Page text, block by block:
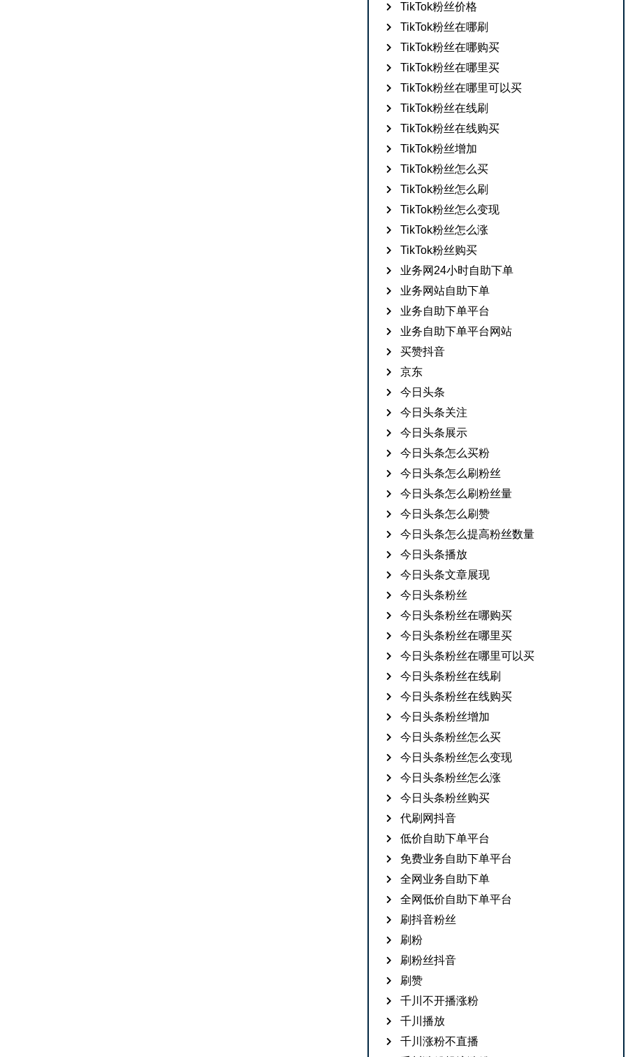
TikTok粉丝价格
TikTok粉丝在哪刷
TikTok粉丝在哪购买
TikTok粉丝在哪里买
TikTok粉丝在哪里可以买
TikTok粉丝在线刷
TikTok粉丝在线购买
TikTok粉丝增加
TikTok粉丝怎么买
TikTok粉丝怎么刷
TikTok粉丝怎么变现
TikTok粉丝怎么涨
TikTok粉丝购买
业务网24小时自助下单
业务网站自助下单
业务自助下单平台
业务自助下单平台网站
买赞抖音
京东
今日头条
今日头条关注
今日头条展示
今日头条怎么买粉
今日头条怎么刷粉丝
今日头条怎么刷粉丝量
今日头条怎么刷赞
今日头条怎么提高粉丝数量
今日头条播放
今日头条文章展现
今日头条粉丝
今日头条粉丝在哪购买
今日头条粉丝在哪里买
今日头条粉丝在哪里可以买
今日头条粉丝在线刷
今日头条粉丝在线购买
今日头条粉丝增加
今日头条粉丝怎么买
今日头条粉丝怎么变现
今日头条粉丝怎么涨
今日头条粉丝购买
代刷网抖音
低价自助下单平台
免费业务自助下单平台
全网业务自助下单
全网低价自助下单平台
刷抖音粉丝
刷粉
刷粉丝抖音
刷赞
千川不开播涨粉
千川播放
千川涨粉不直播